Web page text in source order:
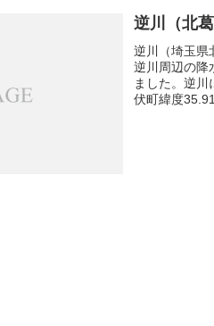
逆川（北
逆川（埼玉県
逆川周辺の降
ました。逆
伏町緯度